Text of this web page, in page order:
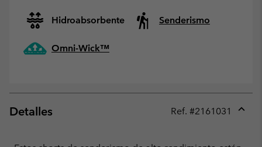
Hidroabsorbente Senderismo
Omni-Wick™
Detalles Ref. #2161031